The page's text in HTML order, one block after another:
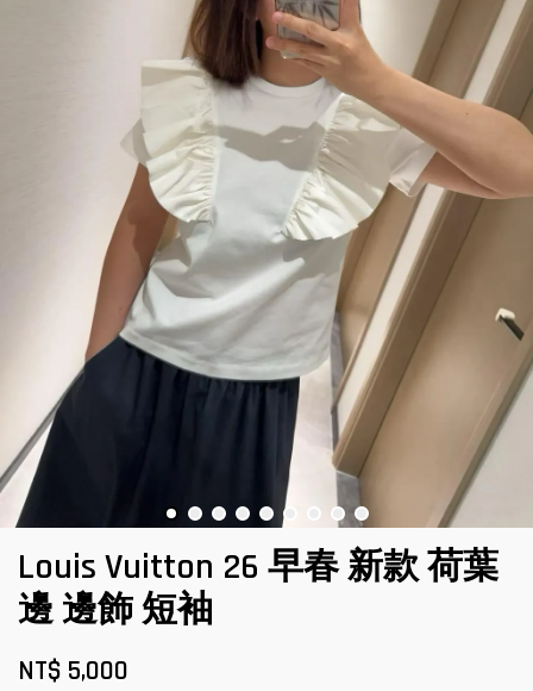
Louis Vuitton 26 早春 新款 荷葉
邊 邊飾 短袖
NT$ 5,000